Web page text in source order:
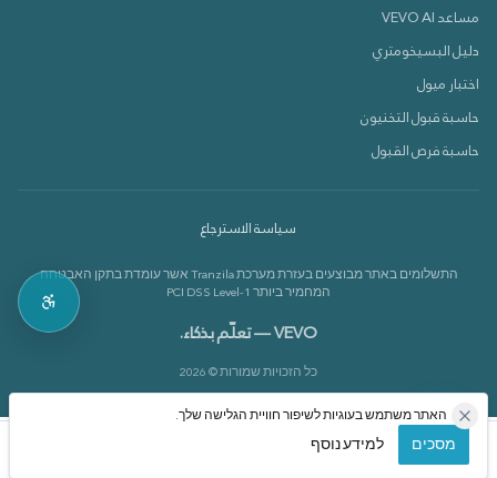
האתר משתמש בעוגיות לשיפור חוויית הגלישה שלך.
מסכים למידע נוסף
مساعد VEVO AI
دليل البسيخومتري
اختبار ميول
حاسبة قبول التخنيون
حاسبة فرص القبول
سياسة الاسترجاع
התשלומים באתר מבוצעים בעזרת מערכת Tranzila אשר עומדת בתקן האבטחה
המחמיר ביותר PCI DSS Level-1
VEVO — تعلّم بذكاء.
כל הזכויות שמורות © 2026
متصل الآن 🟢
بدي أعرف عن القاموس 📘
الرئيسية